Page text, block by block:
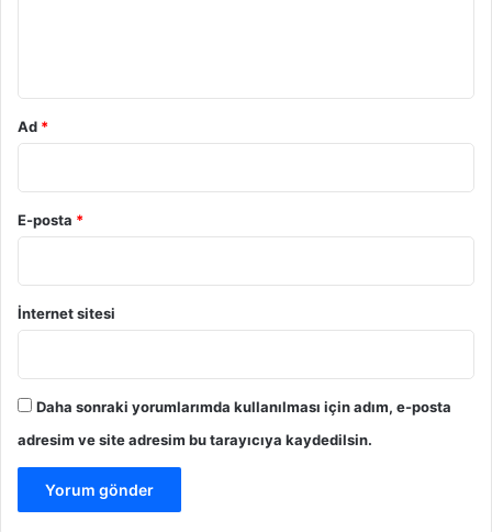
Ad *
E-posta *
İnternet sitesi
Daha sonraki yorumlarımda kullanılması için adım, e-posta
adresim ve site adresim bu tarayıcıya kaydedilsin.